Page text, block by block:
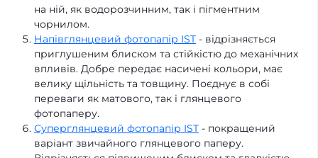
на ній, як водорозчинним, так і пігментним
чорнилом.
Напівглянцевий фотопапір IST - відрізняється
приглушеним блиском та стійкістю до механічних
впливів. Добре передає насичені кольори, має
велику щільність та товщину. Поєднує в собі
переваги як матового, так і глянцевого
фотопаперу.
Суперглянцевий фотопапір IST - покращений
варіант звичайного глянцевого паперу.